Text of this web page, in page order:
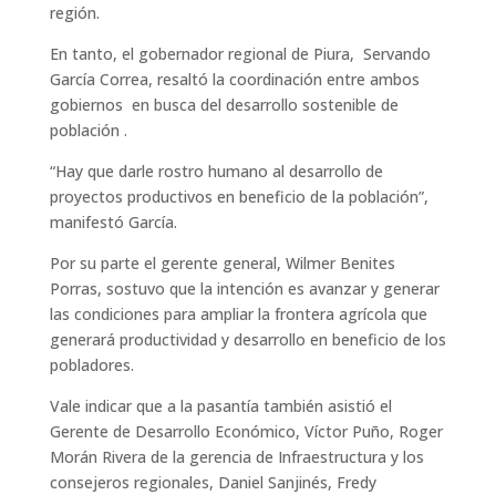
región.
En tanto, el gobernador regional de Piura, Servando
García Correa, resaltó la coordinación entre ambos
gobiernos en busca del desarrollo sostenible de
población .
“Hay que darle rostro humano al desarrollo de
proyectos productivos en beneficio de la población”,
manifestó García.
Por su parte el gerente general, Wilmer Benites
Porras, sostuvo que la intención es avanzar y generar
las condiciones para ampliar la frontera agrícola que
generará productividad y desarrollo en beneficio de los
pobladores.
Vale indicar que a la pasantía también asistió el
Gerente de Desarrollo Económico, Víctor Puño, Roger
Morán Rivera de la gerencia de Infraestructura y los
consejeros regionales, Daniel Sanjinés, Fredy